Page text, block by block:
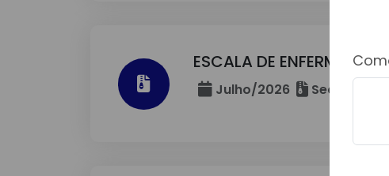
ESCALA DE
Julho/2026 Secretaria